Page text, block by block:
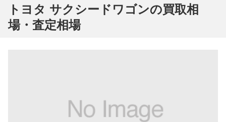
トヨタ サクシードワゴンの買取相
場・査定相場